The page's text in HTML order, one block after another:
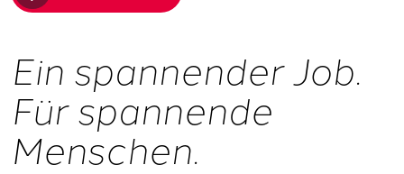
Ein spannender Job.
Für spannende
Menschen.